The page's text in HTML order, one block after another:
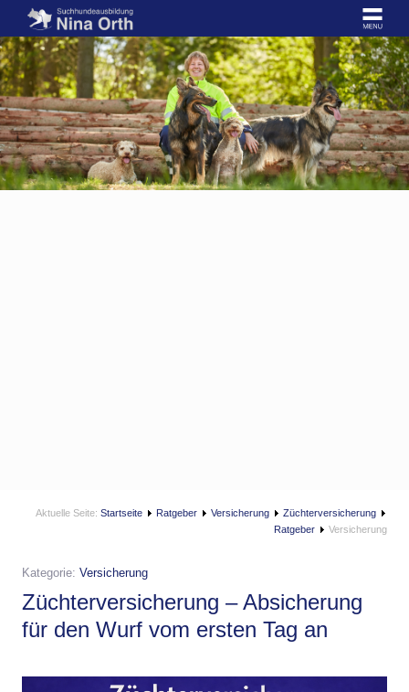
Aktuelle Seite: Startseite Ratgeber Versicherung
Züchterversicherung
Ratgeber
Versicherung
Kategorie: Versicherung
Züchterversicherung – Absicherung
für den Wurf vom ersten Tag an